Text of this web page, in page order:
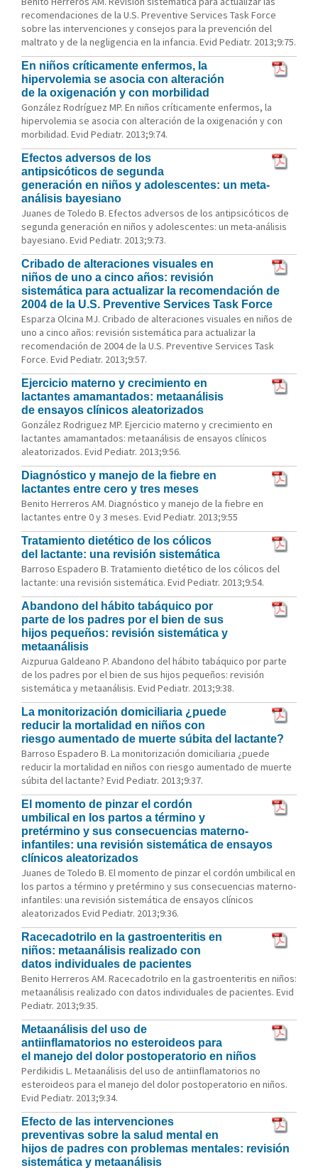
recomendaciones de la U.S. Preventive Services Task Force
sobre las intervenciones y consejos para la prevención del
maltrato y de la negligencia en la infancia. Evid Pediatr. 2013;9:75.
En niños críticamente enfermos, la
hipervolemia se asocia con alteración
de la oxigenación y con morbilidad
González Rodríguez MP. En niños críticamente enfermos, la
hipervolemia se asocia con alteración de la oxigenación y con
morbilidad. Evid Pediatr. 2013;9:74.
Efectos adversos de los
antipsicóticos de segunda
generación en niños y adolescentes: un meta-
análisis bayesiano
Juanes de Toledo B. Efectos adversos de los antipsicóticos de
segunda generación en niños y adolescentes: un meta-análisis
bayesiano. Evid Pediatr. 2013;9:73.
Cribado de alteraciones visuales en
niños de uno a cinco años: revisión
sistemática para actualizar la recomendación de
2004 de la U.S. Preventive Services Task Force
Esparza Olcina MJ. Cribado de alteraciones visuales en niños de
uno a cinco años: revisión sistemática para actualizar la
recomendación de 2004 de la U.S. Preventive Services Task
Force. Evid Pediatr. 2013;9:57.
Ejercicio materno y crecimiento en
lactantes amamantados: metaanálisis
de ensayos clínicos aleatorizados
González Rodriguez MP. Ejercicio materno y crecimiento en
lactantes amamantados: metaanálisis de ensayos clínicos
aleatorizados. Evid Pediatr. 2013;9:56.
Diagnóstico y manejo de la fiebre en
lactantes entre cero y tres meses
Benito Herreros AM. Diagnóstico y manejo de la fiebre en
lactantes entre 0 y 3 meses. Evid Pediatr. 2013;9:55
Tratamiento dietético de los cólicos
del lactante: una revisión sistemática
Barroso Espadero B. Tratamiento dietético de los cólicos del
lactante: una revisión sistemática. Evid Pediatr. 2013;9:54.
Abandono del hábito tabáquico por
parte de los padres por el bien de sus
hijos pequeños: revisión sistemática y
metaanálisis
Aizpurua Galdeano P. Abandono del hábito tabáquico por parte
de los padres por el bien de sus hijos pequeños: revisión
sistemática y metaanálisis. Evid Pediatr. 2013;9:38.
La monitorización domiciliaria ¿puede
reducir la mortalidad en niños con
riesgo aumentado de muerte súbita del lactante?
Barroso Espadero B. La monitorización domiciliaria ¿puede
reducir la mortalidad en niños con riesgo aumentado de muerte
súbita del lactante? Evid Pediatr. 2013;9:37.
El momento de pinzar el cordón
umbilical en los partos a término y
pretérmino y sus consecuencias materno-
infantiles: una revisión sistemática de ensayos
clínicos aleatorizados
Juanes de Toledo B. El momento de pinzar el cordón umbilical en
los partos a término y pretérmino y sus consecuencias materno-
infantiles: una revisión sistemática de ensayos clínicos
aleatorizados Evid Pediatr. 2013;9:36.
Racecadotrilo en la gastroenteritis en
niños: metaanálisis realizado con
datos individuales de pacientes
Benito Herreros AM. Racecadotrilo en la gastroenteritis en niños:
metaanálisis realizado con datos individuales de pacientes. Evid
Pediatr. 2013;9:35.
Metaanálisis del uso de
antiinflamatorios no esteroideos para
el manejo del dolor postoperatorio en niños
Perdikidis L. Metaanálisis del uso de antiinflamatorios no
esteroideos para el manejo del dolor postoperatorio en niños.
Evid Pediatr. 2013;9:34.
Efecto de las intervenciones
preventivas sobre la salud mental en
hijos de padres con problemas mentales: revisión
sistemática y metaanálisis